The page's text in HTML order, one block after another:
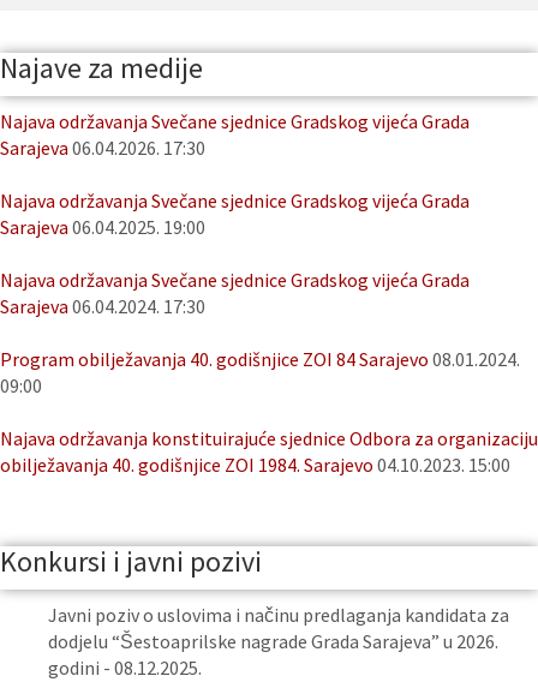
Najave za medije
Najava održavanja Svečane sjednice Gradskog vijeća Grada
Sarajeva 06.04.2026. 17:30
Najava održavanja Svečane sjednice Gradskog vijeća Grada
Sarajeva 06.04.2025. 19:00
Najava održavanja Svečane sjednice Gradskog vijeća Grada
Sarajeva 06.04.2024. 17:30
Program obilježavanja 40. godišnjice ZOI 84 Sarajevo 08.01.2024.
09:00
Najava održavanja konstituirajuće sjednice Odbora za organizaciju
obilježavanja 40. godišnjice ZOI 1984. Sarajevo 04.10.2023. 15:00
Konkursi i javni pozivi
Javni poziv o uslovima i načinu predlaganja kandidata za
dodjelu “Šestoaprilske nagrade Grada Sarajeva” u 2026.
godini - 08.12.2025.